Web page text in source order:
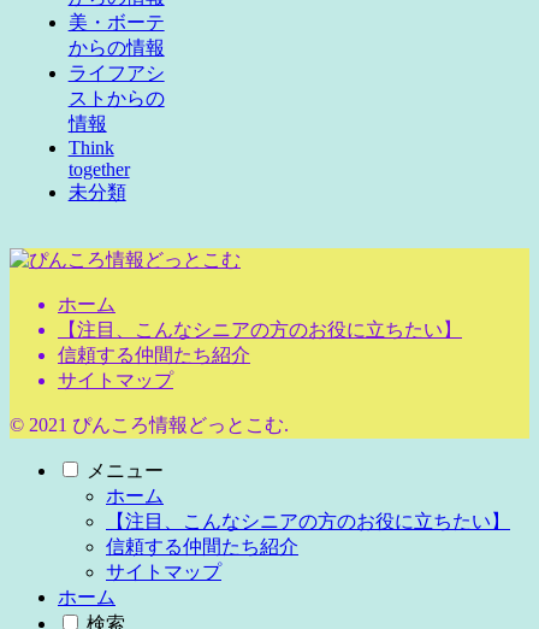
美・ボーテ
からの情報
ライフアシ
ストからの
情報
Think
together
未分類
ホーム
【注目、こんなシニアの方のお役に立ちたい】
信頼する仲間たち紹介
サイトマップ
© 2021 ぴんころ情報どっとこむ.
メニュー
ホーム
【注目、こんなシニアの方のお役に立ちたい】
信頼する仲間たち紹介
サイトマップ
ホーム
検索